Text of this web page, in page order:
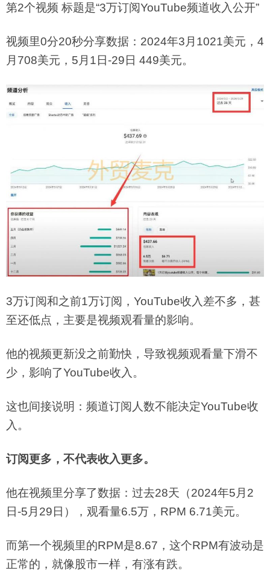
第2个视频 标题是“3万订阅YouTube频道收入公开”
视频里0分20秒分享数据：2024年3月1021美元，4
月708美元，5月1日-29日 449美元。
3万订阅和之前1万订阅，YouTube收入差不多，甚
至还低点，主要是视频观看量的影响。
他的视频更新没之前勤快，导致视频观看量下滑不
少，影响了YouTube收入。
这也间接说明：频道订阅人数不能决定YouTube收
入。
订阅更多，不代表收入更多。
他在视频里分享了数据：过去28天（2024年5月2
日-5月29日），观看量6.5万，RPM 6.71美元。
而第一个视频里的RPM是8.67，这个RPM有波动是
正常的，就像股市一样，有涨有跌。